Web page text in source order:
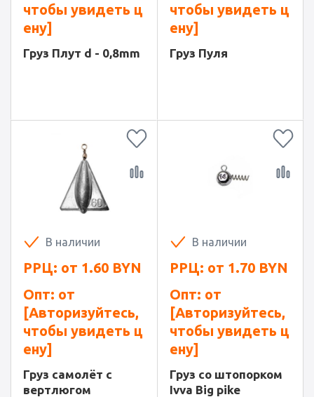
чтобы увидеть ц
ену]
Груз Плут d - 0,8mm
чтобы увидеть ц
ену]
Груз Пуля
В наличии
РРЦ: от 1.60 BYN
Опт: от
[Авторизуйтесь,
чтобы увидеть ц
ену]
Груз самолёт с
вертлюгом
В наличии
РРЦ: от 1.70 BYN
Опт: от
[Авторизуйтесь,
чтобы увидеть ц
ену]
Груз со штопорком
Ivva Big pike